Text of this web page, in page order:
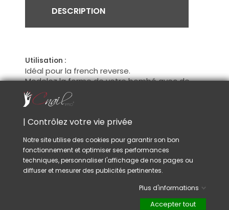
DESCRIPTION
Utilisation :
Idéal pour la french reverse.
Modelez la forme de votre bombé avec de
l'Acrylique ou de l'Acryl Gel.
Avant que la matière durcisse ou soit
outil et nettoyer les résidus. Puis laisser durcir
Combler la zone de French coupée avec la
couleur Acrylique ou Acryl Gel souhaitée.
Conseil :
Attention à ce que la coupe soit toujours de la
même longueur et bien centrée.
| Contrôlez votre vie privée
Notre site utilise des cookies pour garantir son bon
fonctionnement et optimiser ses performances
techniques, personnaliser l'affichage de nos pages ou
diffuser et mesurer des publicités pertinentes.
Plus d'informations
Accepter tout